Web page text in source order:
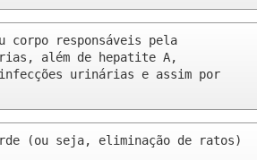
corpo responsáveis pela
além de hepatite A,
urinárias e assim por
(ou seja, eliminação de ratos)